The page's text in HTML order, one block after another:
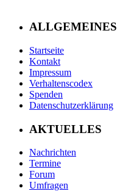
ALLGEMEINES
Startseite
Kontakt
Impressum
Verhaltenscodex
Spenden
Datenschutzerklärung
AKTUELLES
Nachrichten
Termine
Forum
Umfragen